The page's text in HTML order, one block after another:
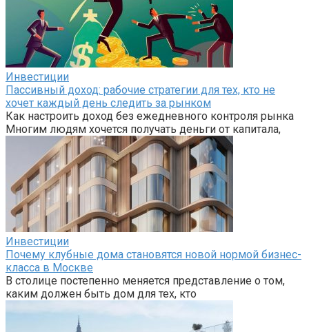
Инвестиции
Пассивный доход: рабочие стратегии для тех, кто не
хочет каждый день следить за рынком
Как настроить доход без ежедневного контроля рынка
Многим людям хочется получать деньги от капитала,
Инвестиции
Почему клубные дома становятся новой нормой бизнес-
класса в Москве
В столице постепенно меняется представление о том,
каким должен быть дом для тех, кто